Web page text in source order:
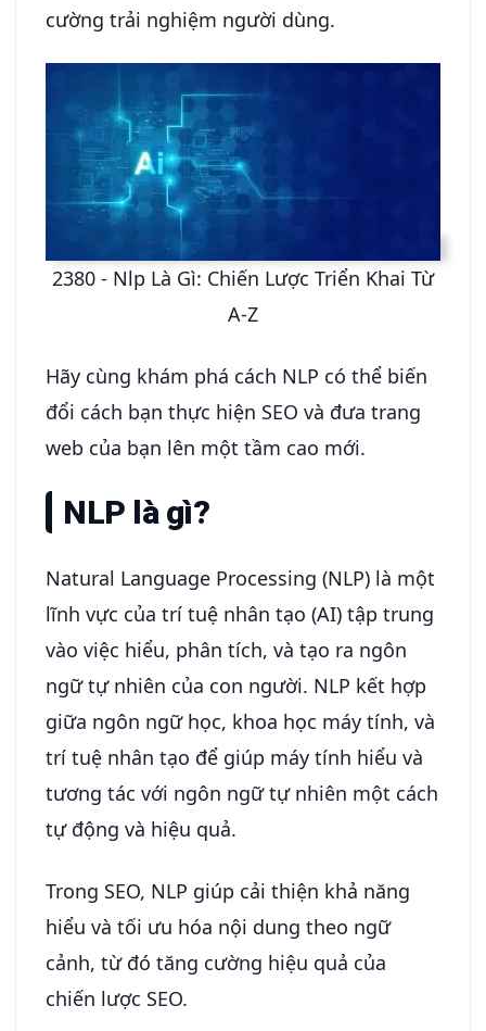
cường trải nghiệm người dùng.
2380 - Nlp Là Gì: Chiến Lược Triển Khai Từ
A-Z
Hãy cùng khám phá cách NLP có thể biến
đổi cách bạn thực hiện SEO và đưa trang
web của bạn lên một tầm cao mới.
NLP là gì?
Natural Language Processing (NLP) là một
lĩnh vực của trí tuệ nhân tạo (AI) tập trung
vào việc hiểu, phân tích, và tạo ra ngôn
ngữ tự nhiên của con người. NLP kết hợp
giữa ngôn ngữ học, khoa học máy tính, và
trí tuệ nhân tạo để giúp máy tính hiểu và
tương tác với ngôn ngữ tự nhiên một cách
tự động và hiệu quả.
Trong SEO, NLP giúp cải thiện khả năng
hiểu và tối ưu hóa nội dung theo ngữ
cảnh, từ đó tăng cường hiệu quả của
chiến lược SEO.